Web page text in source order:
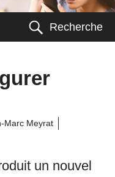
Recherche
Marc Meyrat
un nouvel